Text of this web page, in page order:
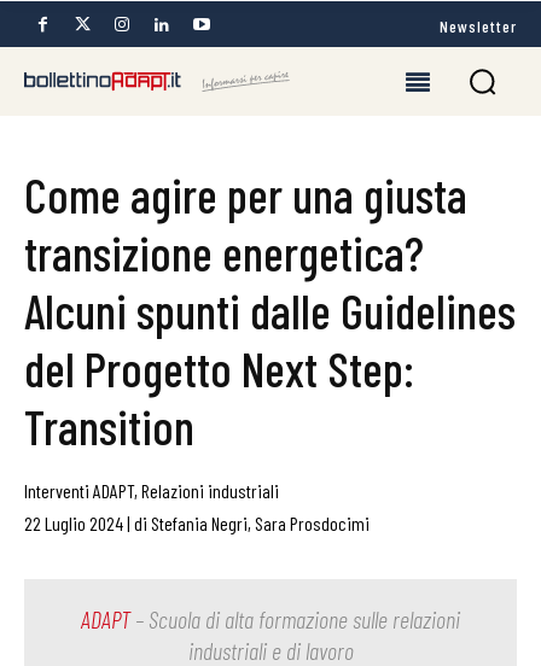
Newsletter
Come agire per una giusta
transizione energetica?
Alcuni spunti dalle Guidelines
del Progetto Next Step:
Transition
Interventi ADAPT, Relazioni industriali
22 Luglio 2024| di Stefania Negri, Sara Prosdocimi
ADAPT– Scuola di alta formazione sulle relazioni
industriali e di lavoro